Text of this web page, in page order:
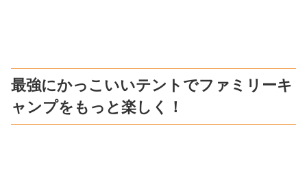
最強にかっこいいテントでファミリーキ
ャンプをもっと楽しく！